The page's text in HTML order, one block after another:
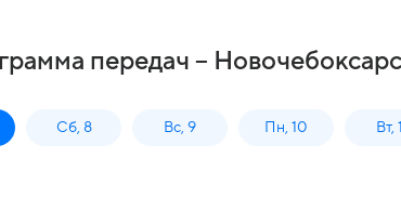
передач –
Сб, 8 Вс, 9 Пн, 10 Вт,